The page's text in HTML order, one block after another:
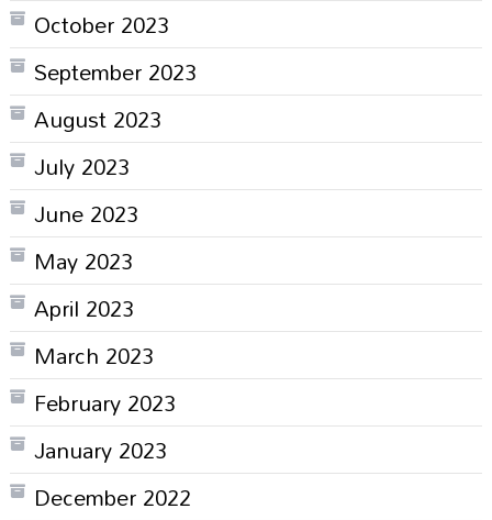
October 2023
September 2023
August 2023
July 2023
June 2023
May 2023
April 2023
March 2023
February 2023
January 2023
December 2022